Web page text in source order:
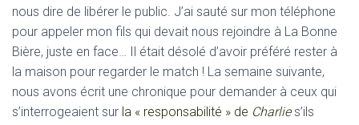
nous dire de libérer le public. J’ai sauté sur mon téléphone
pour appeler mon fils qui devait nous rejoindre à La Bonne
Bière, juste en face… Il était désolé d’avoir préféré rester à
la maison pour regarder le match ! La semaine suivante,
nous avons écrit une chronique pour demander à ceux qui
s’interrogeaient sur la « responsabilité » de Charlies’ils